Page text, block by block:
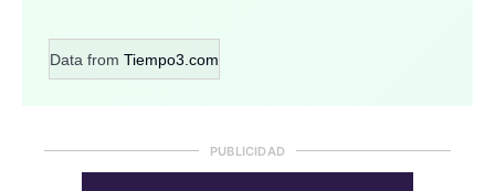
Data from Tiempo3.com
PUBLICIDAD